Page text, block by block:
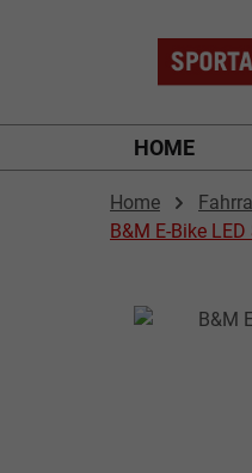
HOME
Home
B&M E-Bike